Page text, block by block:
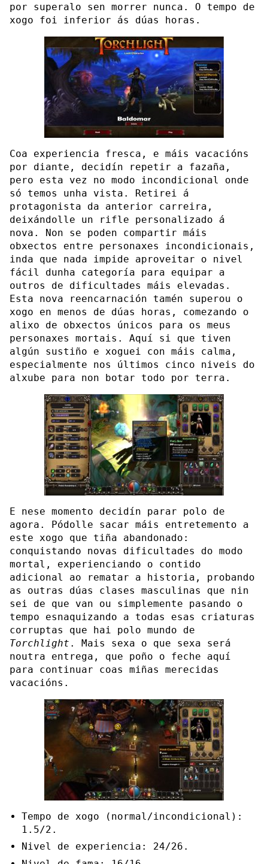
por superalo sen morrer nunca. O tempo de
xogo foi inferior ás dúas horas.
Coa experiencia fresca, e máis vacacións
por diante, decidín repetir a fazaña,
pero esta vez no modo incondicional onde
só temos unha vista. Retirei á
protagonista da anterior carreira,
deixándolle un rifle personalizado á
nova. Non se poden compartir máis
obxectos entre personaxes incondicionais,
inda que nada impide aproveitar o nivel
fácil dunha categoría para equipar a
outros de dificultades máis elevadas.
Esta nova reencarnación tamén superou o
xogo en menos de dúas horas, comezando o
alixo de obxectos únicos para os meus
personaxes mortais. Aquí si que tiven
algún sustiño e xoguei con máis calma,
especialmente nos últimos cinco niveis do
alxube para non botar todo por terra.
E nese momento decidín parar polo de
agora. Pódolle sacar máis entretemento a
este xogo que tiña abandonado:
conquistando novas dificultades do modo
mortal, experienciando o contido
adicional ao rematar a historia, probando
as outras dúas clases masculinas que nin
sei de que van ou simplemente pasando o
tempo esnaquizando a todas esas criaturas
corruptas que hai polo mundo de
Torchlight . Mais sexa o que sexa será
noutra entrega, que poño o feche aquí
para continuar coas miñas merecidas
vacacións.
Tempo de xogo (normal/incondicional):
1.5/2.
Nivel de experiencia: 24/26.